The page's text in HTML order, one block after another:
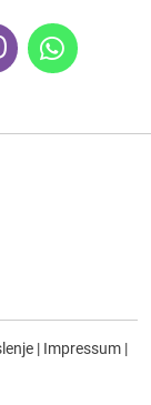
| Impressum |